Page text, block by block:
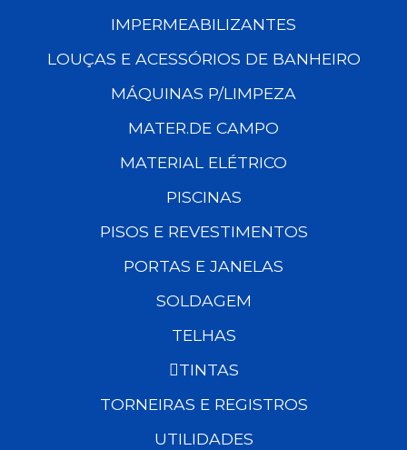
IMPERMEABILIZANTES
LOUÇAS E ACESSÓRIOS DE BANHEIRO
MÁQUINAS P/LIMPEZA
MATER.DE CAMPO
MATERIAL ELÉTRICO
PISCINAS
PISOS E REVESTIMENTOS
PORTAS E JANELAS
SOLDAGEM
TELHAS
TINTAS
TORNEIRAS E REGISTROS
UTILIDADES